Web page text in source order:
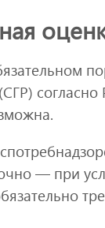
(СГР)
— при